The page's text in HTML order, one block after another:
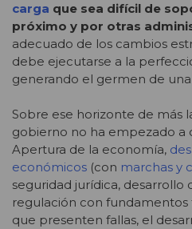
carga que sea difícil de
próximo y por otras
adecuado de los cambios
debe ejecutarse a la
generando el germen de una
Sobre ese horizonte de más
gobierno no ha empezado a
Apertura de la economía,
económicos (con marchas y
seguridad jurídica, desarrollo
regulación con
que presenten fallas, el